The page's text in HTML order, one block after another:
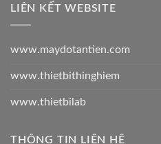
LIÊN KẾT WEBSITE
www.maydotantien.com
www.thietbithinghiem
www.thietbilab
THÔNG TIN LIÊN HỆ